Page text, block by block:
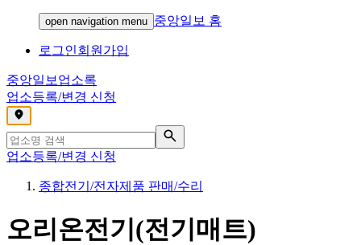
open navigation menu 중앙일보 홈
로그인회원가입
중앙일보 업소록
업소등록/변경 신청
,
업소등록/변경 신청
종합전기/전자제품 판매/수리
오리온전기(전기매트)